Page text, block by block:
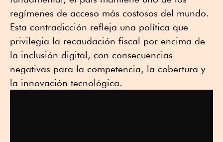
regímenes de acceso más costosos del mundo.
Esta contradicción refleja una política que
privilegia la recaudación fiscal por encima de
la inclusión digital, con consecuencias
negativas para la competencia, la cobertura y
la innovación tecnológica.